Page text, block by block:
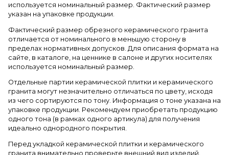
используется номинальный размер. Фактический размер
указан на упаковке продукции.
Фактический размер обрезного керамического гранита
отличается от номинального в меньшую сторону в
пределах нормативных допусков. Для описания формата на
сайте, в каталоге, на ценнике в салоне и других носителях
используется номинальный размер.
Отдельные партии керамической плитки и керамического
гранита могут незначительно отличаться по цвету, исходя
из чего сортируются по тону. Информация о тоне указана на
упаковке продукции. Рекомендуем приобретать продукцию
одного тона (в рамках одного артикула) для получения
идеально однородного покрытия.
Перед укладкой керамической плитки и керамического
гранита внимательно проверьте внешний вид изделий.